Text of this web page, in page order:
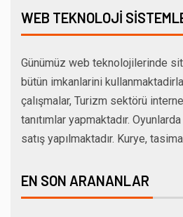
WEB TEKNOLOJI
Günümüz web teknolojilerinde
bütün imkanlarini
çalışmalar, Turizm sektörü
tanıtımlar yapmaktadır.
satış yapılmaktadır. Kurye,
EN SON ARANANLAR